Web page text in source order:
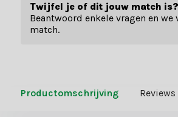
Twijfel je of dit jouw match is?
Beantwoord enkele vragen en we
match.
Productomschrijving Reviews